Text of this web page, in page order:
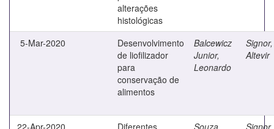
alterações
histológicas
5-Mar-2020
Desenvolvimento
de liofilizador
para
conservação de
alimentos
Balcewicz
Junior,
Leonardo
Signor,
Altevir
22-Apr-2020 Diferentes Souza, Signor,